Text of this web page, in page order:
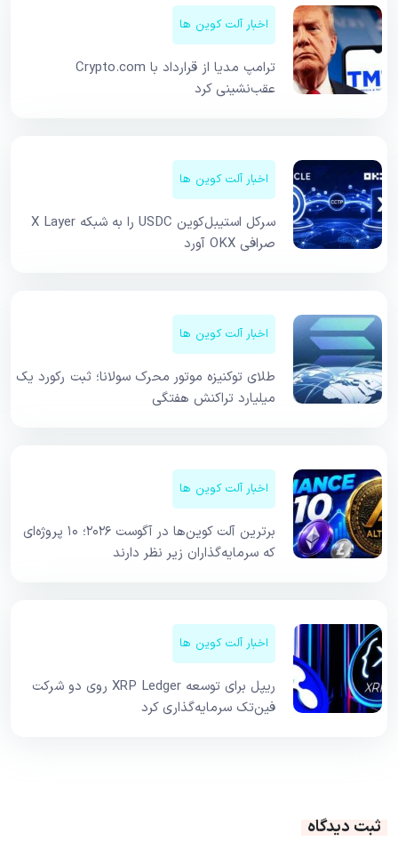
اخبار آلت کوین ها
ترامپ مدیا از قرارداد با Crypto.com
عقب‌نشینی کرد
اخبار آلت کوین ها
سرکل استیبل‌کوین USDC را به شبکه X Layer
صرافی OKX آورد
اخبار آلت کوین ها
طلای توکنیزه موتور محرک سولانا؛ ثبت رکورد یک
میلیارد تراکنش هفتگی
اخبار آلت کوین ها
برترین آلت کوین‌ها در آگوست ۲۰۲۶؛ ۱۰ پروژه‌ای
که سرمایه‌گذاران زیر نظر دارند
اخبار آلت کوین ها
ریپل برای توسعه XRP Ledger روی دو شرکت
فین‌تک سرمایه‌گذاری کرد
ثبت دیدگاه